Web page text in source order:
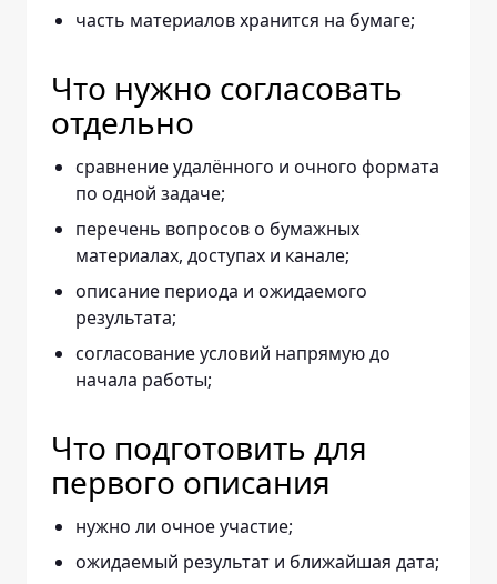
часть материалов хранится на бумаге;
Что нужно согласовать
отдельно
сравнение удалённого и очного формата
по одной задаче;
перечень вопросов о бумажных
материалах, доступах и канале;
описание периода и ожидаемого
результата;
согласование условий напрямую до
начала работы;
Что подготовить для
первого описания
нужно ли очное участие;
ожидаемый результат и ближайшая дата;